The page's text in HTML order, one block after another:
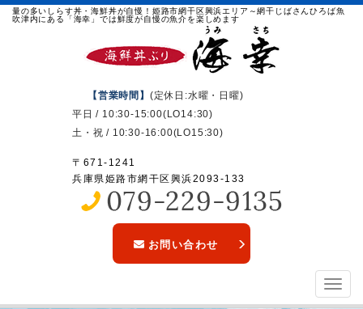
量の多いしらす丼・海鮮丼が自慢！姫路市網干区興浜エリア～網干じばさんひろば魚
吹津内にある「海幸」では鮮度が自慢の魚介を楽しめます
【営業時間】 (定休日:水曜・日曜)
平日 / 10:30-15:00(LO14:30)
土・祝 / 10:30-16:00(LO15:30)
〒671-1241
兵庫県姫路市網干区興浜2093-133
お問い合わせ